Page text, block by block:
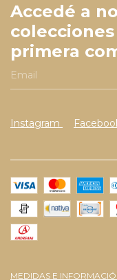
Accedé a
primera
Instagram
MEDIDAS E